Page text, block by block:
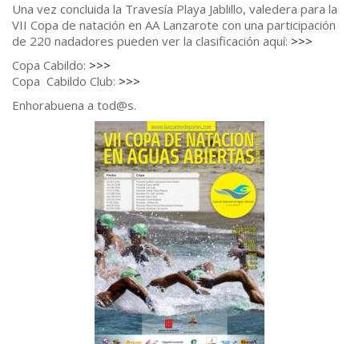
Una vez concluida la Travesía Playa Jablillo, valedera para la
VII Copa de natación en AA Lanzarote con una participación
de 220 nadadores pueden ver la clasificación aquí: >>>
Copa Cabildo: >>>
Copa Cabildo Club: >>>
Enhorabuena a tod@s.